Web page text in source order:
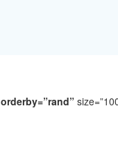
orderby=”rand”